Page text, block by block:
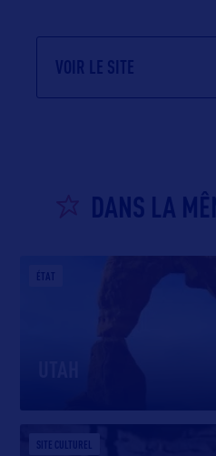
VOIR LE SITE
DANS LA
ÉTAT
SITE CULTUREL